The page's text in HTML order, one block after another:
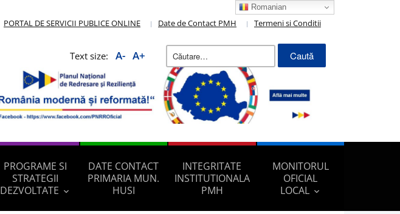
PORTAL DE SERVICII PUBLICE ONLINE Date de Contact PMH Termeni si Conditii
Text size: A- A+
Caută
după:
PROGRAME SI
STRATEGII
DEZVOLTATE
DATE CONTACT
PRIMARIA MUN.
HUSI
INTEGRITATE
INSTITUTIONALA
PMH
MONITORUL
OFICIAL
LOCAL
Romanian